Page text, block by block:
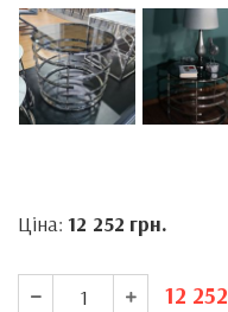
Ціна: 12 252 грн.
12 252